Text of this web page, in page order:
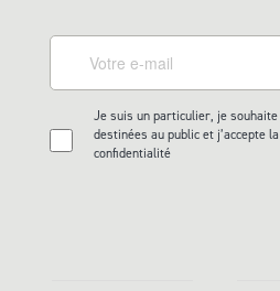
Je suis un particulier, je
destinées au public et j’accepte
confidentialité